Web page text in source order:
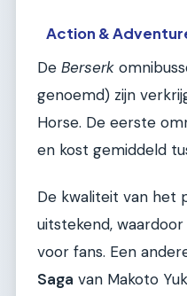
Action &
De Berserk
genoemd) zijn
Horse. De eerste
en kost gemiddeld
De kwaliteit van het
uitstekend,
voor fans. Een
Saga van Makoto